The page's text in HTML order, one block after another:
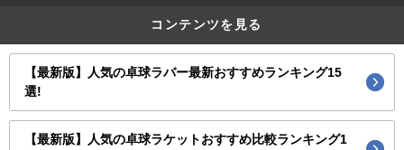
コンテンツを見る
【最新版】人気の卓球ラバー最新おすすめランキング15
選!
【最新版】人気の卓球ラケットおすすめ比較ランキング1